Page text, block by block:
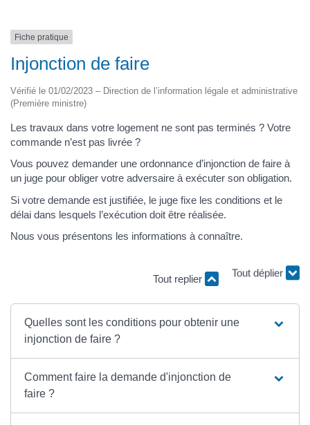
Fiche pratique
Injonction de faire
Vérifié le 01/02/2023 – Direction de l’information légale et administrative
(Première ministre)
Les travaux dans votre logement ne sont pas terminés ? Votre
commande n’est pas livrée ?
Vous pouvez demander une ordonnance d’injonction de faire à
un juge pour obliger votre adversaire à exécuter son obligation.
Si votre demande est justifiée, le juge fixe les conditions et le
délai dans lesquels l’exécution doit être réalisée.
Nous vous présentons les informations à connaître.
Tout replier
Quelles sont les conditions pour obtenir une
injonction de faire ?
Comment faire la demande d'injonction de
faire ?